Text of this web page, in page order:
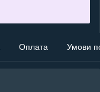
Оплата Умови